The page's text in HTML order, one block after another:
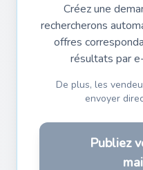
Créez une
rechercherons
offres
résultats par
De plus, les
envoyer
Publiez